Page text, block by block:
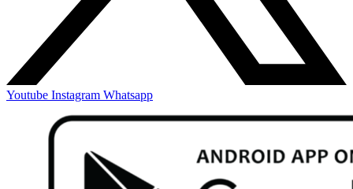
Youtube Instagram Whatsapp